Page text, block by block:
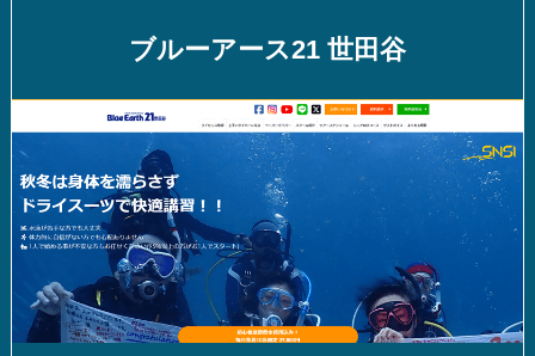
ブルーアース21 世田谷